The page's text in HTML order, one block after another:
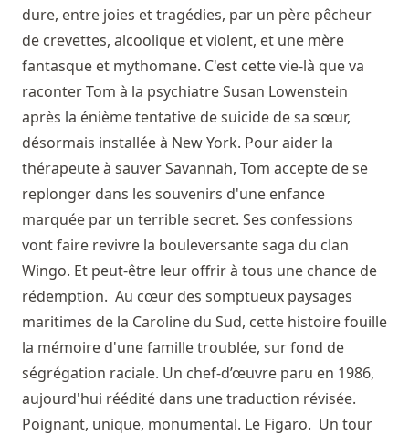
dure, entre joies et tragédies, par un père pêcheur
de crevettes, alcoolique et violent, et une mère
fantasque et mythomane. C'est cette vie-là que va
raconter Tom à la psychiatre Susan Lowenstein
après la énième tentative de suicide de sa sœur,
désormais installée à New York. Pour aider la
thérapeute à sauver Savannah, Tom accepte de se
replonger dans les souvenirs d'une enfance
marquée par un terrible secret. Ses confessions
vont faire revivre la bouleversante saga du clan
Wingo. Et peut-être leur offrir à tous une chance de
rédemption. Au cœur des somptueux paysages
maritimes de la Caroline du Sud, cette histoire fouille
la mémoire d'une famille troublée, sur fond de
ségrégation raciale. Un chef-d’œuvre paru en 1986,
aujourd'hui réédité dans une traduction révisée.
Poignant, unique, monumental. Le Figaro. Un tour